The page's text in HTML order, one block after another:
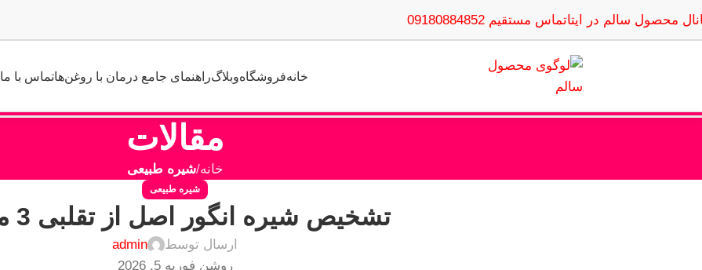
محصول سالم در ایتاتماس مستقیم 09180884852
خانهفروشگاهوبلاگراهنمای جامع درمان با روغن‌هاتماس با ما
مقالات
خانه شیره طبیعی
شیره طبیعی
تشخیص شیره انگور اصل از تقلبی 3 مورد
ارسال توسط
admin
روشن فوریه 5, 2026